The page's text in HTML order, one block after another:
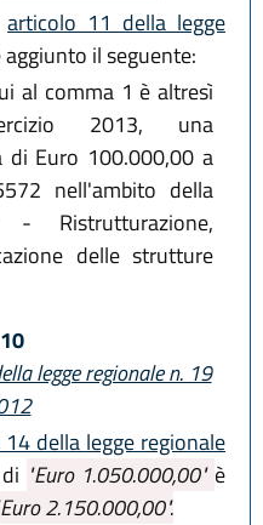
articolo 11 della legge
aggiunto il seguente:
al comma 1 è altresì
2013, una
di Euro 100.000,00 a
nell'ambito della
- Ristrutturazione,
delle strutture
legge regionale n. 19
della legge regionale
"Euro 1.050.000,00" è
2.150.000,00".